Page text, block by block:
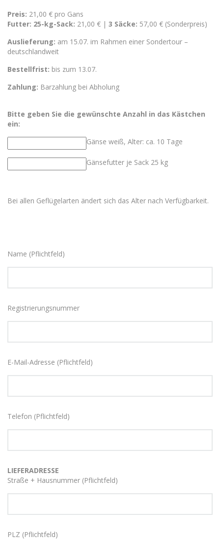
Preis: 21,00 € pro Gans
Futter: 25-kg-Sack: 21,00 € | 3 Säcke: 57,00 € (Sonderpreis)
Auslieferung: am 15.07. im Rahmen einer Sondertour –
deutschlandweit
Bestellfrist: bis zum 13.07.
Zahlung: Barzahlung bei Abholung
Bitte geben Sie die gewünschte Anzahl in das Kästchen
ein:
Gänse weiß, Alter: ca. 10 Tage
Gänsefutter je Sack 25 kg
Bei allen Geflügelarten ändert sich das Alter nach Verfügbarkeit.
Name (Pflichtfeld)
Registrierungsnummer
E-Mail-Adresse (Pflichtfeld)
Telefon (Pflichtfeld)
LIEFERADRESSE
Straße + Hausnummer (Pflichtfeld)
PLZ (Pflichtfeld)